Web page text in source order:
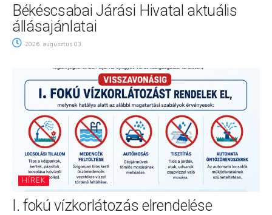
Békéscsabai Járási Hivatal aktuális
állásajánlatai
2026. augusztus 03.
HÍREK
I. fokú vízkorlátozás elrendelése